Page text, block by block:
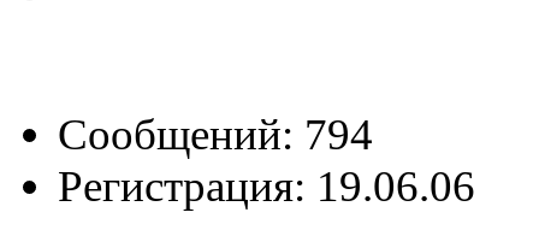
Сообщений: 794
Регистрация: 19.06.06